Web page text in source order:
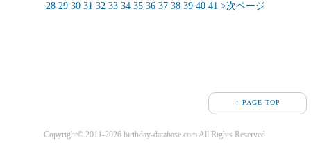
28 29 30 31 32 33 34 35 36 37 38 39 40 41 >次ページ
↑ PAGE TOP
Copyright© 2011-2026 birthday-database.com All Rights Reserved.